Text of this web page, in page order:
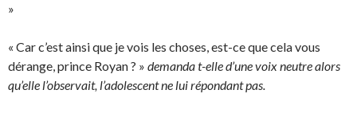
»
« Car c’est ainsi que je vois les choses, est-ce que cela vous
dérange, prince Royan ? » demanda t-elle d’une voix neutre alors
qu’elle l’observait, l’adolescent ne lui répondant pas.